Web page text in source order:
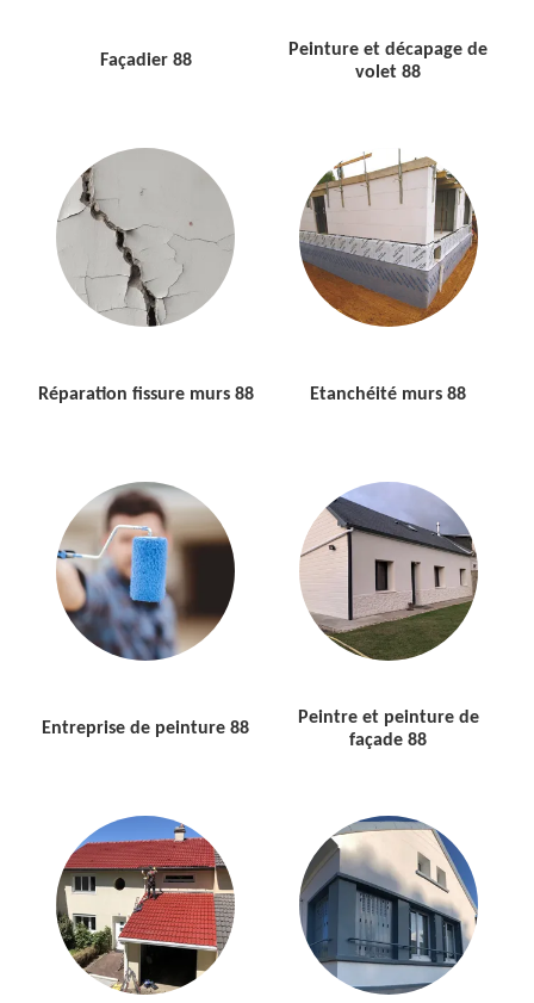
Façadier 88
Peinture et décapage de
volet 88
Réparation fissure murs 88 Etanchéité murs 88
Entreprise de peinture 88
Peintre et peinture de
façade 88